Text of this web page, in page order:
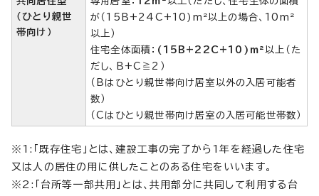
（ひとり親世
帯向け）
が（15B+24C+10)m²以上の場合、10m²
以上）
住宅全体面積： (15B+22C+10)m²以上（た
だし、B+C≧2）
（Bはひとり親世帯向け居室以外の入居可能者
数）
（Cはひとり親世帯向け居室の入居可能世帯数）
※1:「既存住宅」とは、建設工事の完了から1年を経過した住宅
又は人の居住の用に供したことのある住宅をいいます。
※2:「台所等一部共用」とは、共用部分に共同して利用する台